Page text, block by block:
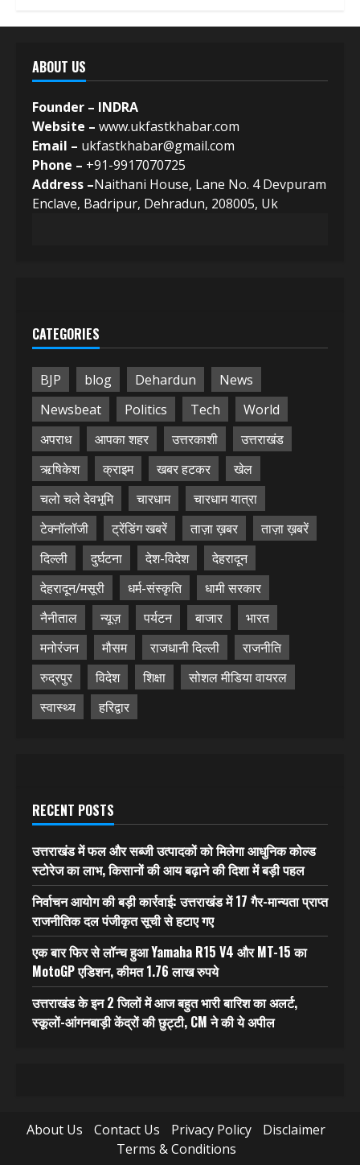
ABOUT US
Founder – INDRA
Website – www.ukfastkhabar.com
Email – ukfastkhabar@gmail.com
Phone – +91-9917070725
Address –Naithani House, Lane No. 4 Devpuram
Enclave, Badripur, Dehradun, 208005, Uk
CATEGORIES
BJP blog Dehardun
News
Newsbeat
Politics Tech
World
अपराध
आपका शहर उत्तरकाशी
उत्तराखंड
ऋषिकेश
क्राइम खबर हटकर
खेल
चलो चले देवभूमि
चारधाम
चारधाम यात्रा
टेक्नॉलॉजी
ट्रेंडिंग खबरें ताज़ा ख़बर
ताज़ा ख़बरें
दिल्ली
दुर्घटना देश-विदेश
देहरादून
देहरादून/मसूरी
धर्म-संस्कृति
धामी सरकार
नैनीताल
न्यूज़ पर्यटन बाजार
भारत
मनोरंजन
मौसम राजधानी दिल्ली
राजनीति
रुद्रपुर
विदेश शिक्षा
सोशल मीडिया वायरल
स्वास्थ्य
हरिद्वार
RECENT POSTS
उत्तराखंड में फल और सब्जी उत्पादकों को मिलेगा आधुनिक कोल्ड
स्टोरेज का लाभ, किसानों की आय बढ़ाने की दिशा में बड़ी पहल
निर्वाचन आयोग की बड़ी कार्रवाई: उत्तराखंड में 17 गैर-मान्यता प्राप्त
राजनीतिक दल पंजीकृत सूची से हटाए गए
एक बार फिर से लॉन्च हुआ Yamaha R15 V4 और MT-15 का
MotoGP एडिशन, कीमत 1.76 लाख रुपये
उत्तराखंड के इन 2 जिलों में आज बहुत भारी बारिश का अलर्ट,
स्कूलों-आंगनबाड़ी केंद्रों की छुट्टी, CM ने की ये अपील
About Us Contact Us Privacy Policy
Disclaimer
Terms & Conditions